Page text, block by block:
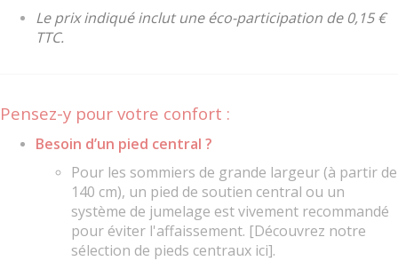
Le prix indiqué inclut une éco-participation de 0,15 €
TTC.
Pensez-y pour votre confort :
Besoin d’un pied central ?
Pour les sommiers de grande largeur (à partir de
140 cm), un pied de soutien central ou un
système de jumelage est vivement recommandé
pour éviter l'affaissement. [Découvrez notre
sélection de pieds centraux ici].